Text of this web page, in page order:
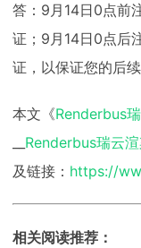
答：9月14日0点前
证；9月14日0点后
证，以保证您的后
本文《Renderbus
Renderbus瑞云
及链接： https://
相关阅读推荐：